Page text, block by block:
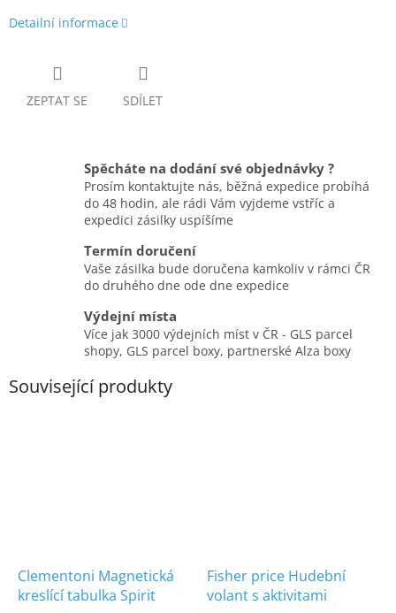
Detailní informace
ZEPTAT SE SDÍLET
Spěcháte na dodání své objednávky ?
Prosím kontaktujte nás, běžná expedice probíhá
do 48 hodin, ale rádi Vám vyjdeme vstříc a
expedici zásilky uspíšíme
Termín doručení
Vaše zásilka bude doručena kamkoliv v rámci ČR
do druhého dne ode dne expedice
Výdejní místa
Více jak 3000 výdejních míst v ČR - GLS parcel
shopy, GLS parcel boxy, partnerské Alza boxy
Související produkty
Clementoni Magnetická
kreslící tabulka Spirit
Fisher price Hudební
volant s aktivitami